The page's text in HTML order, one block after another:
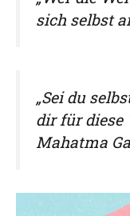
sich selbst
„Sei du
dir für diese
Mahatma